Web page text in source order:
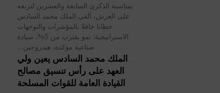
بمناسبة الذكرى السابعة والعشرين لتربعه
على العرش، ألقى الملك محمد السادس
خطابا حافلا بالمؤشرات والتوجهات
الاستراتيجية: نمو يقترب من 5%، سيادة
صناعية مؤكدة، هيدروجين...
الملك محمد السادس يعين ولي
العهد على رأس تنسيق مصالح
القيادة العامة للقوات المسلحة